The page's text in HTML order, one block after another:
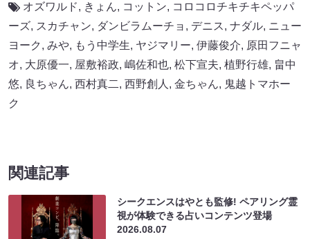
オズワルド, きょん, コットン, コロコロチキチキペッパ
ーズ, スカチャン, ダンビラムーチョ , デニス, ナダル, ニュー
ヨーク , みや, もう中学生, ヤジマリー, 伊藤俊介, 原田フニャ
オ, 大原優一, 屋敷裕政, 嶋佐和也, 松下宣夫, 植野行雄, 畠中
悠, 良ちゃん, 西村真二, 西野創人, 金ちゃん, 鬼越トマホー
ク
関連記事
シークエンスはやとも監修! ペアリング霊
視が体験できる占いコンテンツ登場
2026.08.07